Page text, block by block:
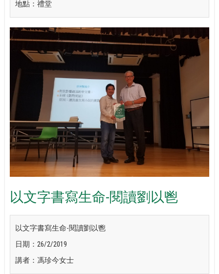
地點：禮堂
以文字書寫生命-閱讀劉以鬯
以文字書寫生命-閱讀劉以鬯
日期：26/2/2019
講者：馮珍今女士